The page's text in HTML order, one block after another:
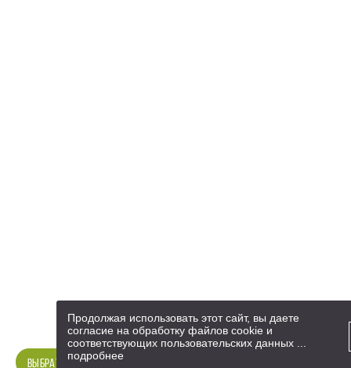
ВЫБРАТЬ КВАРТИРУ
Продолжая использовать этот сайт, вы даете
согласие на обработку файлов cookie и
соответствующих пользовательских данных
подробнее